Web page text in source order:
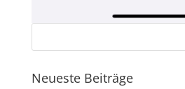
Neueste Beiträge